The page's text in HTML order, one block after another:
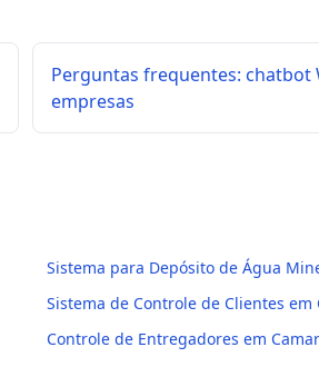
Perguntas frequentes: chatbot
empresas
Sistema para Depósito de Água
Sistema de Controle de Clientes em
Controle de Entregadores em